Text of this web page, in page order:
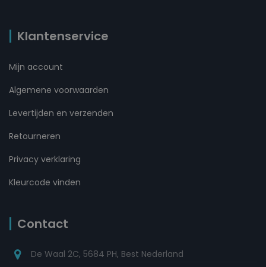
Klantenservice
Mijn account
Algemene voorwaarden
Levertijden en verzenden
Retourneren
Privacy verklaring
Kleurcode vinden
Contact
De Waal 2C, 5684 PH, Best Nederland